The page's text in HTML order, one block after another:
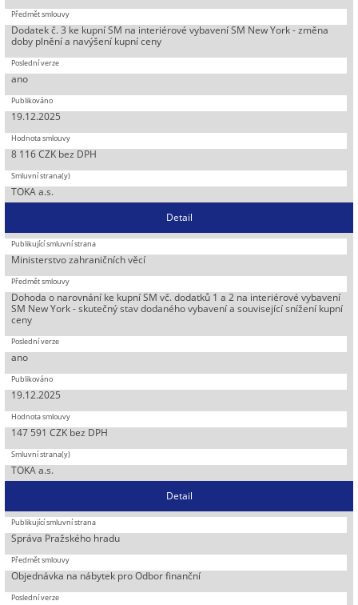
Dodatek č. 3 ke kupní SM na interiérové vybavení SM New York - změna
doby plnění a navýšení kupní ceny
ano
19.12.2025
8 116 CZK bez DPH
TOKA a.s.
Detail
Ministerstvo zahraničních věcí
Dohoda o narovnání ke kupní SM vč. dodatků 1 a 2 na interiérové vybavení
SM New York - skutečný stav dodaného vybavení a související snížení kupní
ceny
ano
19.12.2025
147 591 CZK bez DPH
TOKA a.s.
Detail
Správa Pražského hradu
Objednávka na nábytek pro Odbor finanční